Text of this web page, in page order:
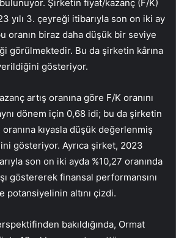
Şirketin fiyat/kazanç (F/K)
yılı 3. çeyreği itibarıyla son on iki ay
oranın biraz daha düşük bir seviye
görülmektedir. Bu da şirketin kârına
gösteriyor.
artış oranına göre F/K oranını
dönem için 0,68 idi; bu da şirketin
kıyasla düşük değerlenmiş
gösteriyor. Ayrıca şirket, 2023
son on iki ayda %10,27 oranında
göstererek finansal performansını
potansiyelinin altını çizdi.
bakıldığında, Ormat